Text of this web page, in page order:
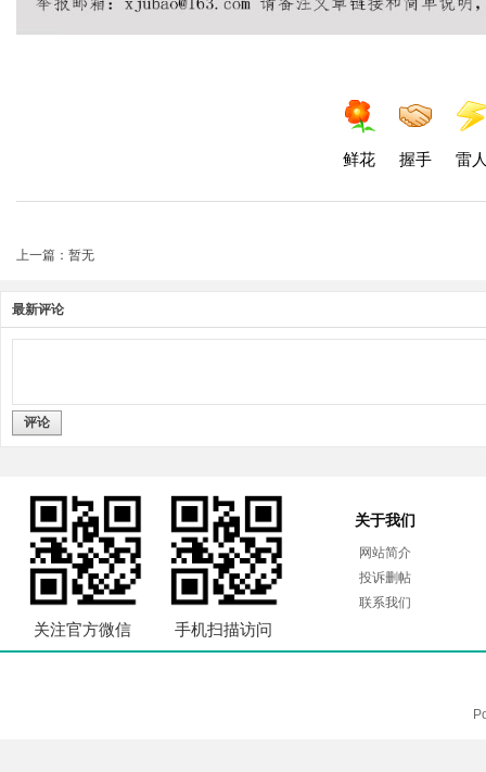
鲜花 握手 雷
上一篇：暂无
最新评论
评论
关注官方微信 手机扫描访问
关于我们
网站简介
投诉删帖
联系我们